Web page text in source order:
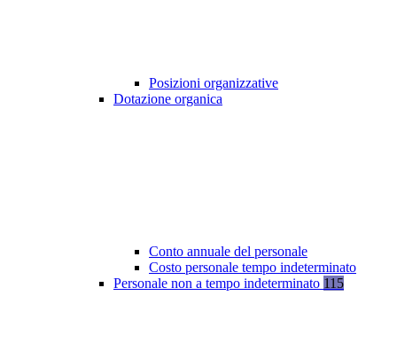
Posizioni organizzative
Dotazione organica
Conto annuale del personale
Costo personale tempo indeterminato
Personale non a tempo indeterminato 115